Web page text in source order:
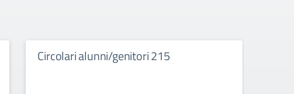
Circolari alunni/genitori 215